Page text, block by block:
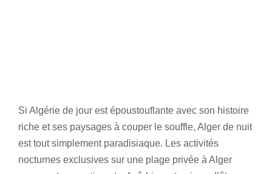
Si Algérie de jour est époustouflante avec son histoire
riche et ses paysages à couper le souffle, Alger de nuit
est tout simplement paradisiaque. Les activités
nocturnes exclusives sur une plage privée à Alger